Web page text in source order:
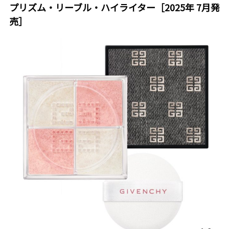
プリズム・リーブル・ハイライター［2025年 7月発
売］